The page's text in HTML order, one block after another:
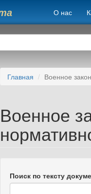
О нас
Главная Военное
Военное
Поиск по тексту